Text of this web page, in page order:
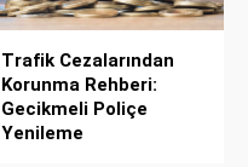
Trafik Cezalarından
Korunma Rehberi:
Gecikmeli Poliçe
Yenileme